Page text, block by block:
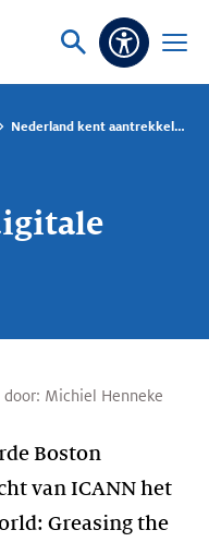
Vraag
Open
Nederland kent aantrekkelijke digitale economie
door: Michiel Henneke
Boston
van ICANN het
Greasing the